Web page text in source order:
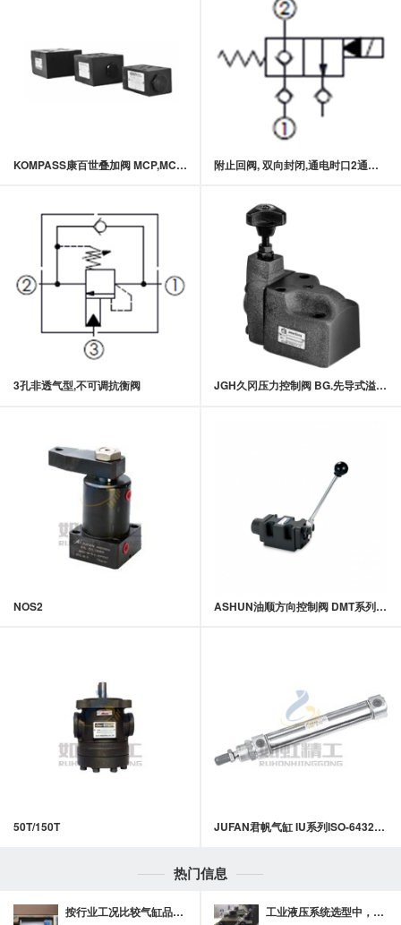
KOMPASS康百世叠加阀 MCP,MCA,MCB,MCT,MCW系列叠加式单向阀 附止回阀, 双向封闭,通电时口2通口1(快速关闭型)常闭型提动轴型电磁方向阀
3孔非透气型,不可调抗衡阀 JGH久冈压力控制阀 BG.先导式溢流阀
NOS2 ASHUN油顺方向控制阀 DMT系列手动换向阀
50T/150T JUFAN君帆气缸 IU系列ISO-6432系列圆形气缸
热门信息
按行业工况比较气缸品牌：JUFAN的适配要点怎么判断 工业液压系统选型中，意大利迪普马液压泵的稳定应用价值